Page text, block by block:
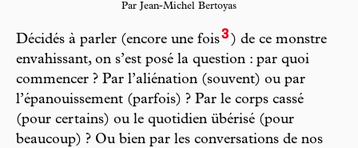
Par Jean-Michel Bertoyas
Décidés à parler (encore une fois3 ) de ce monstre
envahissant, on s’est posé la question : par quoi
commencer ? Par l’aliénation (souvent) ou par
l’épanouissement (parfois) ? Par le corps cassé
(pour certains) ou le quotidien übérisé (pour
beaucoup) ? Ou bien par les conversations de nos